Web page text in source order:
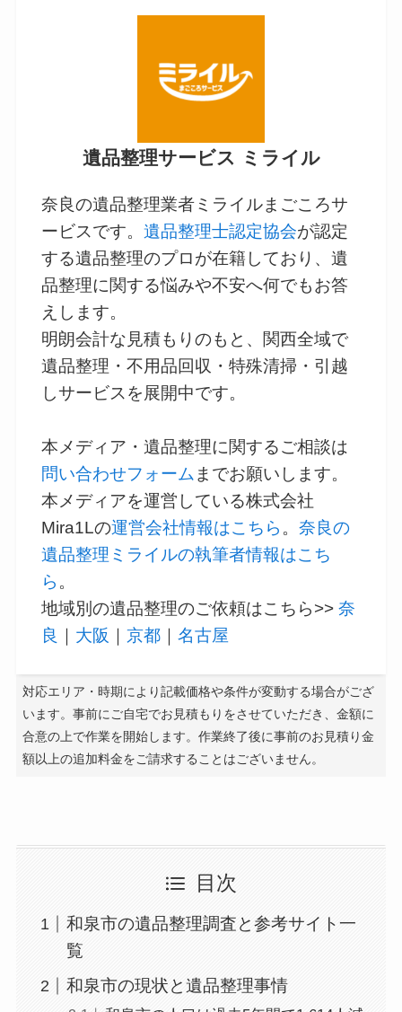
遺品整理サービス ミライル
奈良の遺品整理業者ミライルまごころサ
ービスです。遺品整理士認定協会が認定
する遺品整理のプロが在籍しており、遺
品整理に関する悩みや不安へ何でもお答
えします。
明朗会計な見積もりのもと、関西全域で
遺品整理・不用品回収・特殊清掃・引越
しサービスを展開中です。
本メディア・遺品整理に関するご相談は
問い合わせフォーム までお願いします。
本メディアを運営している株式会社
Mira1Lの運営会社情報はこちら 。奈良の
遺品整理ミライルの執筆者情報はこち
ら 。
地域別の遺品整理のご依頼はこちら>>奈
良
大阪 ｜京都 ｜名古屋
対応エリア・時期により記載価格や条件が変動する場合がござ
います。事前にご自宅でお見積もりをさせていただき、金額に
合意の上で作業を開始します。作業終了後に事前のお見積り金
額以上の追加料金をご請求することはございません。
目次
和泉市の遺品整理調査と参考サイト一
覧
和泉市の現状と遺品整理事情